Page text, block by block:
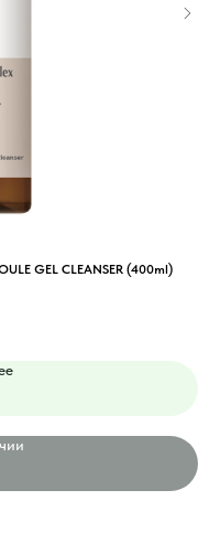
GEL CLEANSER (400ml)